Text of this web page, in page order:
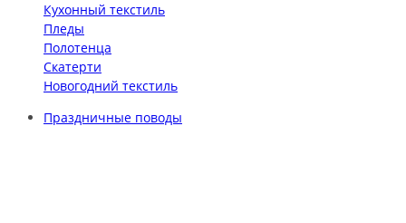
Кухонный текстиль
Пледы
Полотенца
Скатерти
Новогодний текстиль
Праздничные поводы